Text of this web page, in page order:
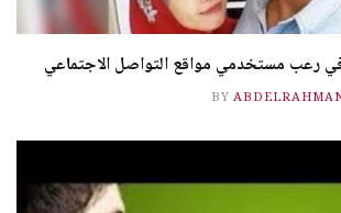
رعب مستخدمي مواقع التواصل الاجتماعي
BY